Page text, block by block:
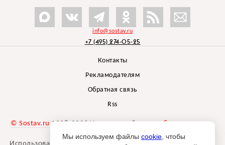
info@sostav.ru
+7 (495) 274-05-25
Контакты
Рекламодателям
Обратная связь
Rss
© Sostav.ru 1998-2026 Независимый проектбрендингового
агентства Depot
Мы используем файлы cookie , чтобы